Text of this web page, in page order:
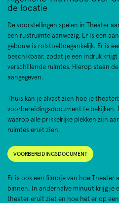
de locatie
De voorstellingen spelen in Theater
een rustruimte aanwezig. Er is een
gebouw is rolstoeltoegankelijk. Er is
beschikbaar, zodat je een indruk
verschillende ruimtes. Hierop staan
aangegeven.
Thuis kan je alvast zien hoe je
voorbereidingsdocument te bekijken.
waarop alle prikkelrijke plekken zijn
ruimtes eruit zien.
VOORBEREIDINGSDOCUMENT
Er is ook een filmpje van hoe Theater
binnen. In anderhalve minuut krijg je
theater eruit ziet en hoe het er op